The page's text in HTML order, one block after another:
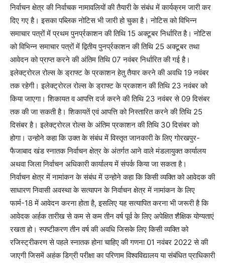
निर्वाचन क्षेत्र की निर्वाचक नामावलियों की तैयारी के संबंध में कार्यक्रम जारी कर
दिए गए है। इसका पब्लिक नोटिस भी जारी हो चुका है। नोटिस को विभिन्न
समाचार पत्रों में प्रथम पुनर्प्रकाशन की तिथि 15 अक्टूबर निर्धारित है। नोटिस
को विभिन्न समाचार पत्रों में द्वितीय पुनर्प्रकाशन की तिथि 25 अक्टूबर तथा
आवेदन को प्राप्त करने की अंतिम तिथि 07 नवंबर निर्धारित की गई है।
इलेक्ट्रोरल रोल्स के ड्राफ्ट के प्रकाशन हेतु तैयार करने की अवधि 19 नवंबर
तक रहेगी। इलेक्ट्रोरल रोल्स के ड्राफ्ट के प्रकाशन की तिथि 23 नवंबर को
किया जाएगा। शिकायत व आपत्ति दर्ज करने की तिथि 23 नवंबर से 09 दिसंबर
तक की जा सकती है। शिकायतें एवं आपत्ति को निस्तारित करने की तिथि 25
दिसंबर है। इलेक्ट्रोरल रोल्स के अंतिम प्रकाशन की तिथि 30 दिसंबर को
होगा। उन्होने कहा कि उक्त के संबंध में विस्तृत जानकारी के लिए गोरखपुर-
फैजाबाद खंड स्नातक निर्वाचन क्षेत्र के अंतर्गत आने वाले मंडलायुक्त कार्यालय
अथवा जिला निर्वाचन अधिकारी कार्यालय में संपर्क किया जा सकता है।
निर्वाचन क्षेत्र में नामांकन के संबंध में उन्होने कहा कि किसी व्यक्ति को आवेदक की
साधारण निवासी अवस्था के सत्यापन के निर्वाचन क्षेत्र में नामांकन के लिए
फार्म-18 में आवेदन करना होता है, इसलिए यह सत्यापित करना भी जरूरी है कि
आवेदक अर्हक तारीख से कम से कम तीन वर्ष पूर्व के लिए अपेक्षित शैक्षिक योग्यताएं
रखता हो। स्पष्टीकरण तीन वर्ष की अवधि जिसके लिए किसी व्यक्ति को
रजिस्ट्रीकरण से पहले स्नातक होना चाहिए की गणना 01 नवंबर 2022 से की
जाएगी जिसमें अहंक डिग्री परीक्षा का परिणाम विश्वविद्यालय या संबंधित प्राधिकारी